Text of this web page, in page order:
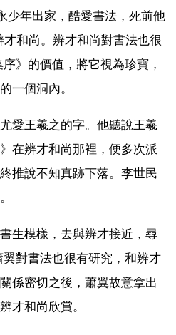
少年出家，酷愛書法，死前他
和尚。辨才和尚對書法也很
》的價值，將它視為珍寶，
一個洞內。
愛王羲之的字。他聽說王羲
在辨才和尚那裡，便多次派
推說不知真跡下落。李世民
生模樣，去與辨才接近，尋
對書法也很有研究，和辨才
係密切之後，蕭翼故意拿出
才和尚欣賞。